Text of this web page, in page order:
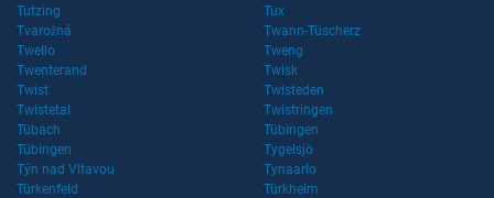
Tutzing
Tux
Tvarožná
Twann-Tüscherz
Twello
Tweng
Twenterand
Twisk
Twist
Twisteden
Twistetal
Twistringen
Tübach
Tübingen
Tübingen
Tygelsjö
Týn nad Vltavou
Tynaarlo
Türkenfeld
Türkheim